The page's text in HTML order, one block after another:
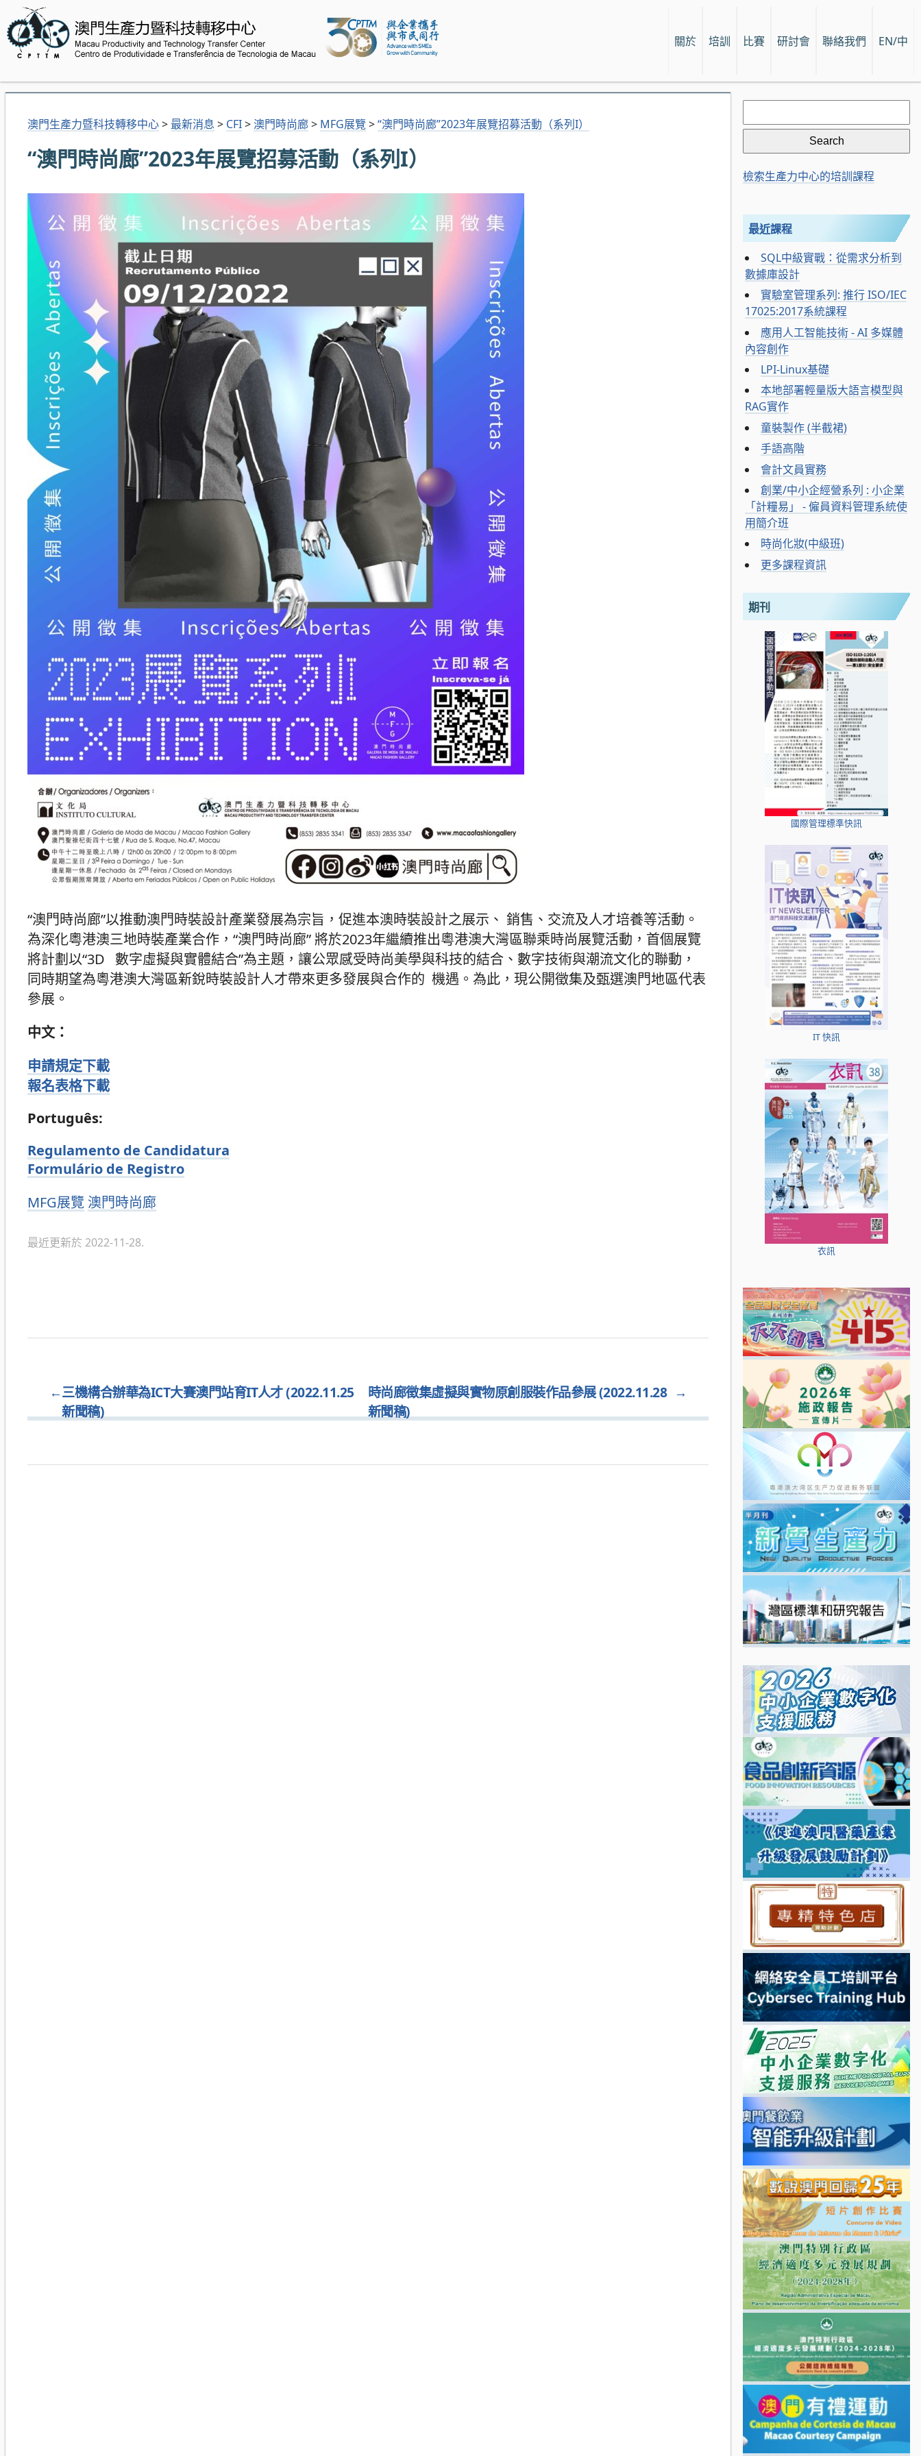
關於 培訓 比賽 研討會 聯絡我們 EN/中
澳門生產力暨科技轉移中心> 最新消息 > CFI> 澳門時尚廊> MFG展覽>“澳門時尚廊”2023年展覽招募活動（系列I）
“澳門時尚廊”2023年展覽招募活動（系列I）
“澳門時尚廊”以推動澳門時裝設計產業發展為宗旨，促進本澳時裝設計之展示、 銷售、交流及人才培養等活動。
為深化粵港澳三地時裝產業合作，“澳門時尚廊” 將於2023年繼續推出粵港澳大灣區聯乘時尚展覽活動，首個展覽
將計劃以“3D 數字虛擬與實體結合”為主題，讓公眾感受時尚美學與科技的結合、數字技術與潮流文化的聯動，
同時期望為粵港澳大灣區新銳時裝設計人才帶來更多發展與合作的 機遇。為此，現公開徵集及甄選澳門地區代表
參展。
中文：
申請規定下載
報名表格下載
Português:
Regulamento de Candidatura
Formulário de Registro
分
MFG展覽 澳門時尚廊
最近更新於 2022-11-28.
←三機構合辦華為ICT大賽澳門站育IT人才 (2022.11.25
新聞稿)
→
時尚廊徵集虛擬與實物原創服裝作品參展 (2022.11.28
新聞稿)
Search
for:
檢索生產力中心的培訓課程
最近課程
SQL中級實戰：從需求分析到
數據庫設計
實驗室管理系列: 推行 ISO/IEC
17025:2017系統課程
應用人工智能技術 - AI 多媒體
內容創作
LPI-Linux基礎
本地部署輕量版大語言模型與
RAG實作
童裝製作 (半截裙)
手語高階
會計文員實務
創業/中小企經營系列 : 小企業
「計糧易」 - 僱員資料管理系統使
用簡介班
時尚化妝(中級班)
更多課程資訊
期刊
國際管理標準快訊
IT 快訊
衣訊